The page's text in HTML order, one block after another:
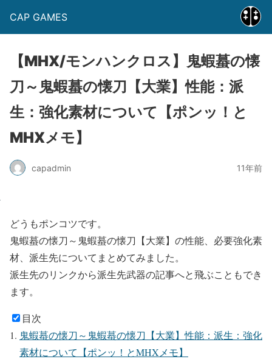
CAP GAMES
【MHX/モンハンクロス】鬼蝦蟇の懐
刀～鬼蝦蟇の懐刀【大業】性能：派
生：強化素材について【ポンッ！と
MHXメモ】
capadmin 11年前
どうもポンコツです。
鬼蝦蟇の懐刀～鬼蝦蟇の懐刀【大業】の性能、必要強化素
材、派生先についてまとめてみました。
派生先のリンクから派生先武器の記事へと飛ぶこともでき
ます。
目次
鬼蝦蟇の懐刀～鬼蝦蟇の懐刀【大業】性能：派生：強化
素材について【ポンッ！とMHXメモ】